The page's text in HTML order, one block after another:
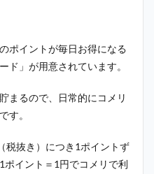
ポイントが毎日お得になる
ド」が用意されています。
まるので、日常的にコメリ
す。
税抜き）につき1ポイントず
イント＝1円でコメリで利